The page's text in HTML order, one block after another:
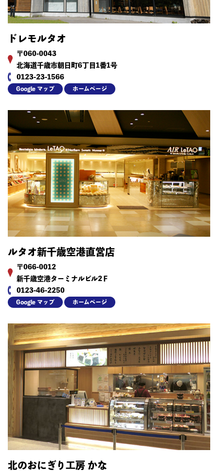
ドレモルタオ
〒060-0043
北海道千歳市朝日町6丁目1番1号
0123-23-1566
Google マップ ホームページ
ルタオ新千歳空港直営店
〒066-0012
新千歳空港ターミナルビル2Ｆ
0123-46-2250
Google マップ ホームページ
北のおにぎり工房 かな